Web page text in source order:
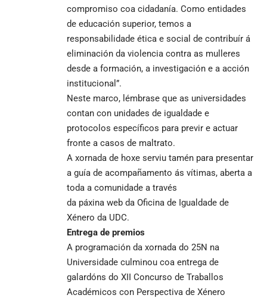
compromiso coa cidadanía. Como entidades
de educación superior, temos a
responsabilidade ética e social de contribuír á
eliminación da violencia contra as mulleres
desde a formación, a investigación e a acción
institucional”.
Neste marco, lémbrase que as universidades
contan con unidades de igualdade e
protocolos específicos para previr e actuar
fronte a casos de maltrato.
A xornada de hoxe serviu tamén para presentar
a guía de acompañamento ás vítimas, aberta a
toda a comunidade a través
da páxina web da Oficina de Igualdade de
Xénero da UDC.
Entrega de premios
A programación da xornada do 25N na
Universidade culminou coa entrega de
galardóns do XII Concurso de Traballos
Académicos con Perspectiva de Xénero